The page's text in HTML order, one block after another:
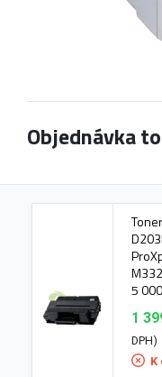
Objednávka
5
1
DPH)
K